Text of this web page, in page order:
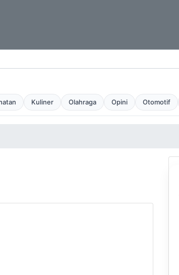
Kuliner Olahraga Opini Otomotif